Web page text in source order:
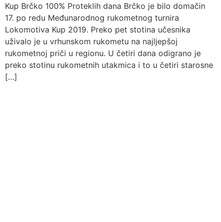
Kup Brčko 100% Proteklih dana Brčko je bilo domačin
17. po redu Međunarodnog rukometnog turnira
Lokomotiva Kup 2019. Preko pet stotina učesnika
uživalo je u vrhunskom rukometu na najljepšoj
rukometnoj priči u regionu. U četiri dana odigrano je
preko stotinu rukometnih utakmica i to u četiri starosne
[…]